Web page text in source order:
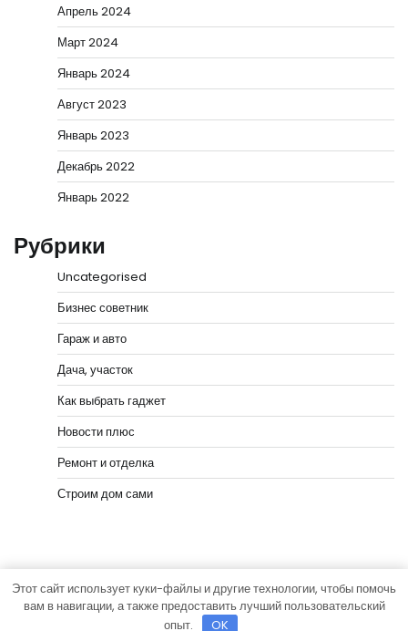
Апрель 2024
Март 2024
Январь 2024
Август 2023
Январь 2023
Декабрь 2022
Январь 2022
Рубрики
Uncategorised
Бизнес советник
Гараж и авто
Дача, участок
Как выбрать гаджет
Новости плюс
Ремонт и отделка
Строим дом сами
Copyright © 2026Мастера РемонтаТема News Bank
Этот сайт использует куки-файлы и другие технологии, чтобы помочь
вам в навигации, а также предоставить лучший пользовательский
опыт.
OK